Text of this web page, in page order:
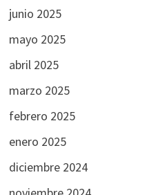
junio 2025
mayo 2025
abril 2025
marzo 2025
febrero 2025
enero 2025
diciembre 2024